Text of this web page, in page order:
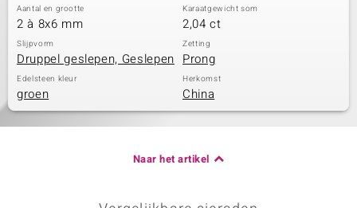
Aantal en grootte
2 à 8x6 mm
Karaatgewicht som
2,04 ct
Slijpvorm
Druppel geslepen, Geslepen
Zetting
Prong
Edelsteen kleur
groen
Herkomst
China
Naar het artikel